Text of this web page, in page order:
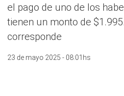
el pago de uno de los
tienen un monto de
corresponde
23 de mayo 2025 - 08:01hs